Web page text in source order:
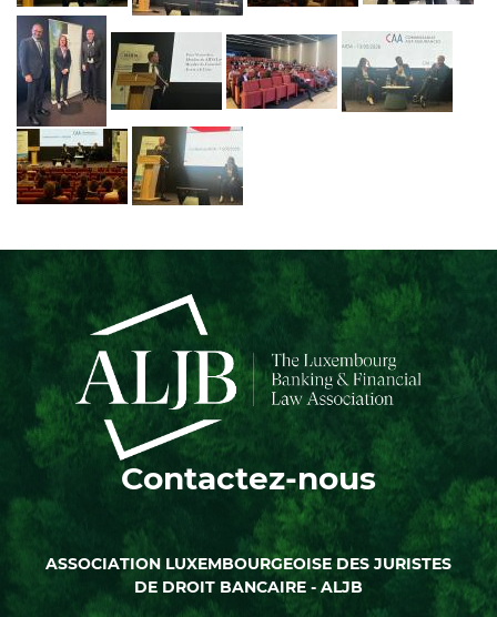
Contactez-nous
ASSOCIATION LUXEMBOURGEOISE DES JURISTES
DE DROIT BANCAIRE - ALJB